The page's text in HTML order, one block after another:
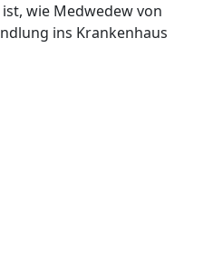
wie Medwedew von
ins Krankenhaus